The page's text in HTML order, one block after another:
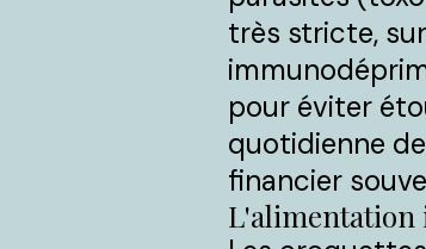
très stricte,
pour éviter
quotidienne
financier